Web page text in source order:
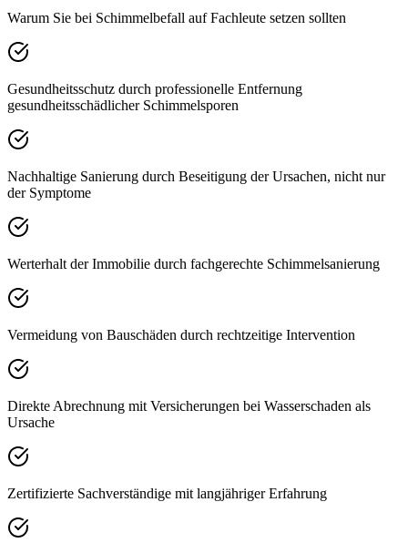
Warum Sie bei Schimmelbefall auf Fachleute setzen sollten
Gesundheitsschutz durch professionelle Entfernung
gesundheitsschädlicher Schimmelsporen
Nachhaltige Sanierung durch Beseitigung der Ursachen, nicht nur
der Symptome
Werterhalt der Immobilie durch fachgerechte Schimmelsanierung
Vermeidung von Bauschäden durch rechtzeitige Intervention
Direkte Abrechnung mit Versicherungen bei Wasserschaden als
Ursache
Zertifizierte Sachverständige mit langjähriger Erfahrung